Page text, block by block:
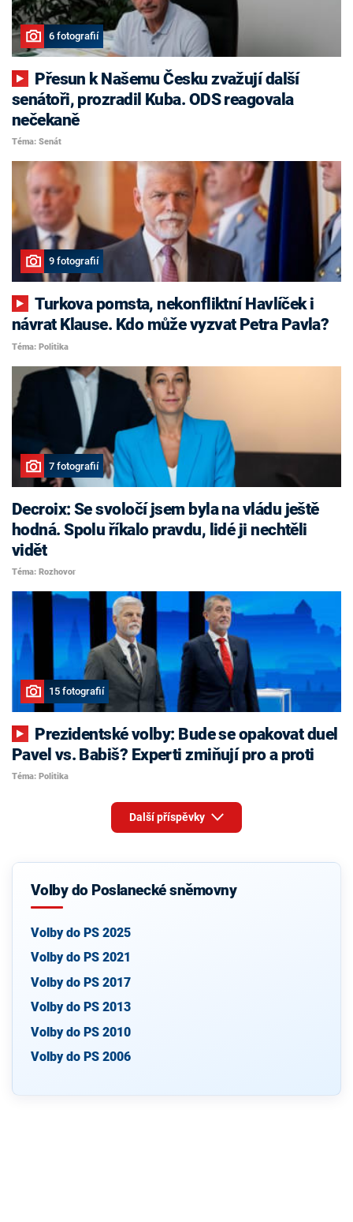
6 fotografií
senátoři, prozradil Kuba. ODS reagovala
nečekaně
Téma: Senát
9 fotografií
Turkova pomsta, nekonfliktní Havlíček i
návrat Klause. Kdo může vyzvat Petra Pavla?
Téma: Politika
7 fotografií
Decroix: Se svoločí jsem byla na vládu ještě
hodná. Spolu říkalo pravdu, lidé ji nechtěli
vidět
Téma: Rozhovor
15 fotografií
Pavel vs. Babiš? Experti zmiňují pro a proti
Téma: Politika
Další příspěvky
Volby do Poslanecké sněmovny
Volby do PS 2025
Volby do PS 2021
Volby do PS 2017
Volby do PS 2013
Volby do PS 2010
Volby do PS 2006